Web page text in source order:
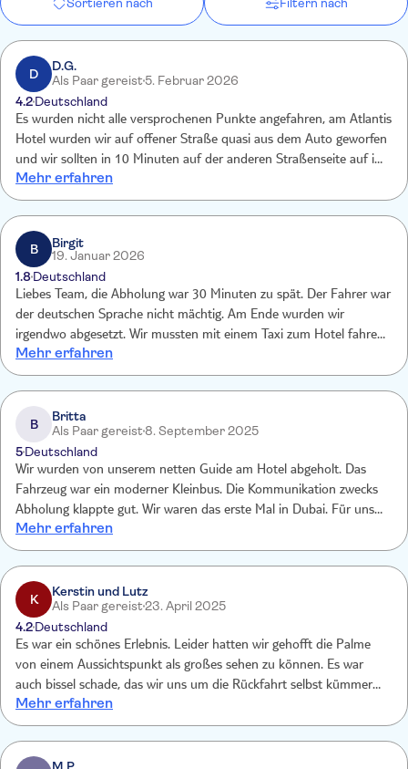
D
D.G.
Als Paar gereist5. Februar 2026
4.2Deutschland
Es wurden nicht alle versprochenen Punkte angefahren, am Atlantis
Hotel wurden wir auf offener Straße quasi aus dem Auto geworfen
und wir sollten in 10 Minuten auf der anderen Straßenseite auf ihn
warten. Es war überall Stau und deshalb war der Mensch sehr
überfordert und gestresst. Die Fahrweise war katastrophal mir ist
sogar mein Handy aus der Hand gefallen. Es wäre bestimmt eine
schöne Tour gewesen wenn der Fahrer genug Zeit gehabt hätte
Mehr erfahren
B
Birgit
19. Januar 2026
1.8 Deutschland
Liebes Team, die Abholung war 30 Minuten zu spät. Der Fahrer war
der deutschen Sprache nicht mächtig. Am Ende wurden wir
irgendwo abgesetzt. Wir mussten mit einem Taxi zum Hotel fahren.
Die Fahrt kostete uns 110 AED. Wir bitten um Entschädigung.
Mehr erfahren
B
Britta
Als Paar gereist 8. September 2025
5Deutschland
Wir wurden von unserem netten Guide am Hotel abgeholt. Das
Fahrzeug war ein moderner Kleinbus. Die Kommunikation zwecks
Abholung klappte gut. Wir waren das erste Mal in Dubai. Für uns
war es ideal die Hauptsehenswürdigkeiten von Dubai mit kurzen
Stopps von 10-15 Minuten gezeigt zu bekommen. Wir haben meist
an besonders guten Perspektiven gehalten. Unser Guide hat sich
auch deutlich mehr Zeit genommen als vorgesehen. Uns hat die
Tour sehr gut gefallen und wir können sie sehr empfehlen.
Mehr erfahren
K
Kerstin und Lutz
Als Paar gereist23. April 2025
4.2Deutschland
Es war ein schönes Erlebnis. Leider hatten wir gehofft die Palme
von einem Aussichtspunkt als großes sehen zu können. Es war
auch bissel schade, das wir uns um die Rückfahrt selbst kümmern
mussten.
Mehr erfahren